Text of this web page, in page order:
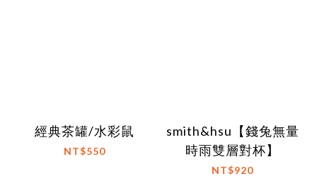
經典茶罐/水彩鼠
NT$550
smith&hsu【錢兔無量
時雨雙層對杯】
NT$920